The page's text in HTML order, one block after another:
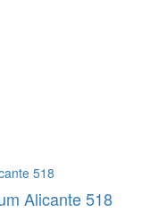
Alicante 518